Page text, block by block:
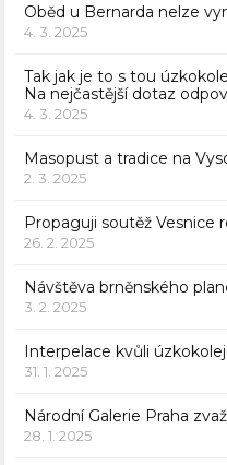
Oběd u Bernarda nelze
4. 3. 2025
Tak jak je to s tou
Na nejčastější dotaz
4. 3. 2025
Masopust a tradice na
2. 3. 2025
Propaguji soutěž Vesnice
26. 2. 2025
Návštěva brněnského
3. 2. 2025
Interpelace kvůli
31. 1. 2025
Národní Galerie Praha
28. 1. 2025